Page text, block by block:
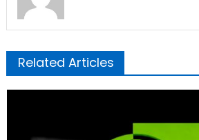
Related Articles